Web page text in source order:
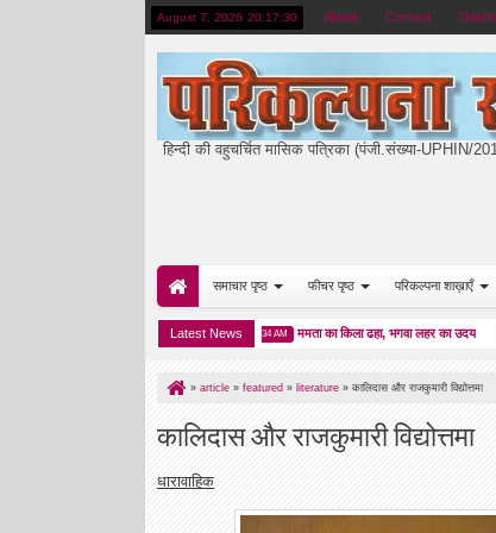
August 7, 2026 20:17:32 About Contact
हिन्दी की वहुचर्चित मासिक पत्रिका (पंजी.संख्या-UPHIN/
समाचार पृष्ठ फीचर पृष्ठ परिकल्पना शाख़ाएँ
Latest News
डॉ अर्जुन गुप्ता गुंजन हुए सम्मानित 01:34 AM ममता का किला ढहा, भगवा लहर का उदय 6:23 PM
» article » featured » literature » कालिदास और राजकुमारी विद्योत्तमा
कालिदास और राजकुमारी विद्योत्तमा
धारावाहिक